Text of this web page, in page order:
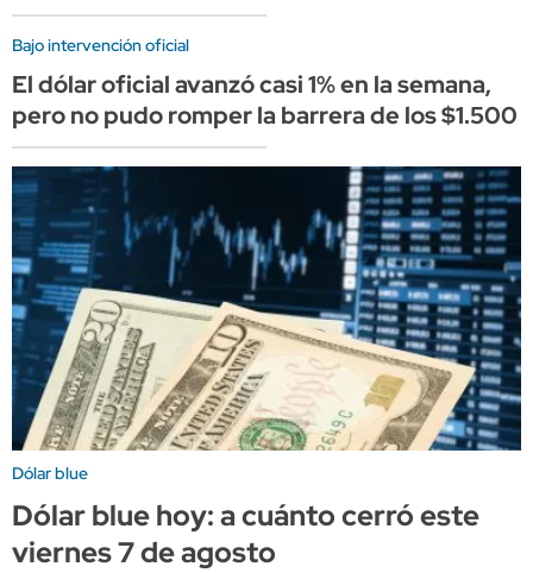
Bajo intervención oficial
El dólar oficial avanzó casi 1% en la semana,
pero no pudo romper la barrera de los $1.500
Dólar blue
Dólar blue hoy: a cuánto cerró este
viernes 7 de agosto